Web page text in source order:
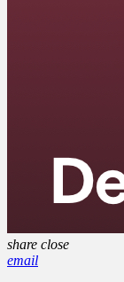
share close
email